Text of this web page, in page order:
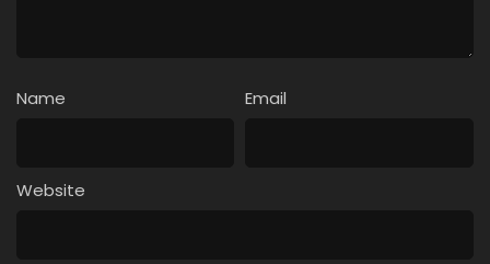
Naruto – Sezonul 1 Episodul 132 – Pentru un
Name Email
Website